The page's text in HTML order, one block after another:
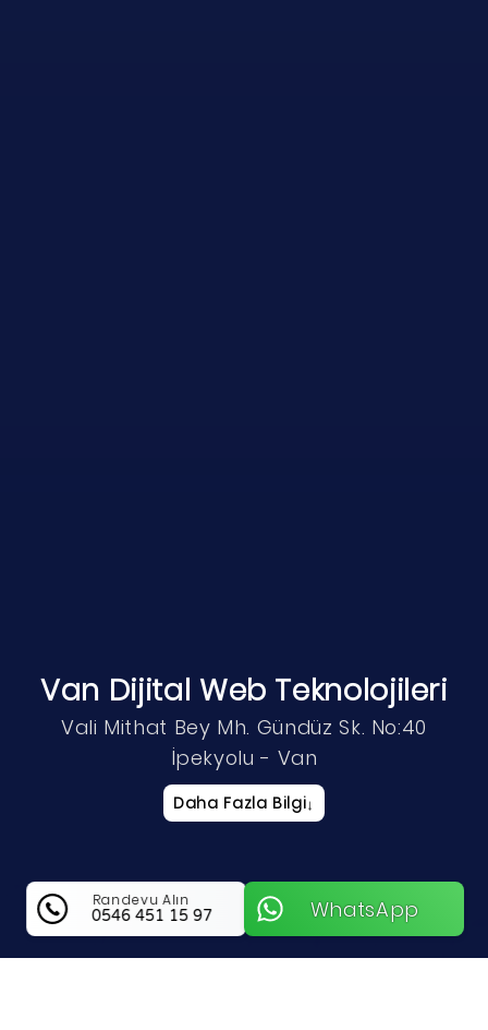
Van Dijital Web Teknolojileri
Vali Mithat Bey Mh. Gündüz Sk. No:40
İpekyolu - Van
Daha Fazla Bilgi↓
Randevu Alın
0546 451 15 97
WhatsApp